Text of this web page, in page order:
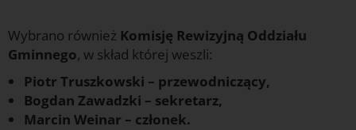
Wybrano również Komisję Rewizyjną Oddziału
Gminnego, w skład której weszli:
Piotr Truszkowski – przewodniczący,
Bogdan Zawadzki – sekretarz,
Marcin Weinar – członek.